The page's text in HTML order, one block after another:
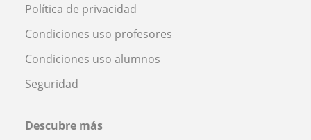
Política de privacidad
Condiciones uso profesores
Condiciones uso alumnos
Seguridad
Descubre más